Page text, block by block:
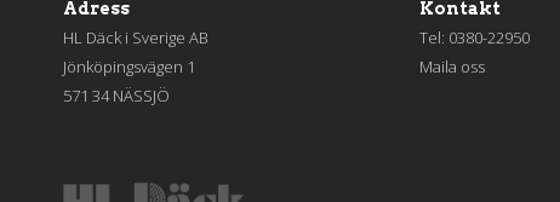
Adress
HL Däck i Sverige AB
Jönköpingsvägen 1
571 34 NÄSSJÖ
Kontakt
Tel: 0380-22950
Maila oss